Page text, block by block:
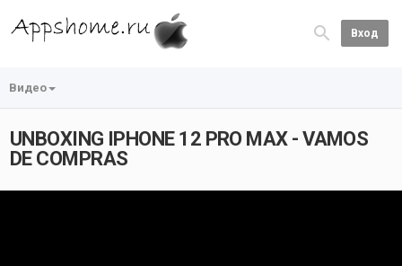
Вход
Видео
UNBOXING IPHONE 12 PRO MAX - VAMOS
DE COMPRAS